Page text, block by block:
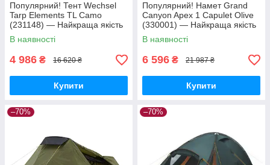
Популярний! Тент Wechsel
Tarp Elements TL Camo
(231148) — Найкраща якість
тільки на Nukleon.com.ua
В наявності
4 986 ₴ 16 620 ₴
Купити
Популярний! Намет Grand
Canyon Apex 1 Capulet Olive
(330001) — Найкраща якість
тільки на Nukleon.com.ua
В наявності
6 596 ₴ 21 987 ₴
Купити
–70% –70%